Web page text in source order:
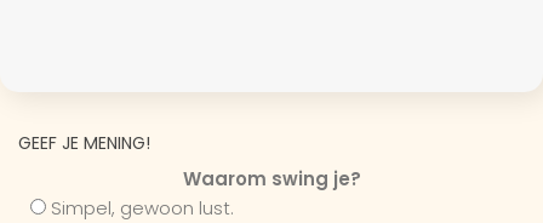
GEEF JE MENING!
Waarom swing je?
Simpel, gewoon lust.